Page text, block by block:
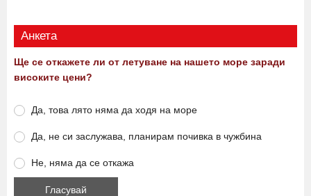
Анкета
Ще се откажете ли от летуване на нашето море заради
високите цени?
Да, това лято няма да ходя на море
Да, не си заслужава, планирам почивка в чужбина
Не, няма да се откажа